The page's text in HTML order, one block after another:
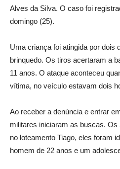
Alves da Silva. O caso foi
domingo (25).
Uma criança foi atingida por dois
brinquedo. Os tiros acertaram a
11 anos. O ataque aconteceu
vítima, no veículo estavam dois
Ao receber a denúncia e entrar
militares iniciaram as buscas.
no loteamento Tiago, eles foram
homem de 22 anos e um